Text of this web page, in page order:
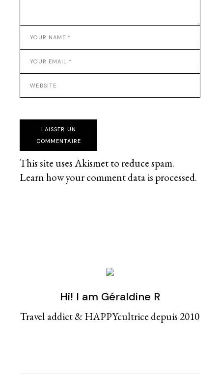
LAISSER UN
COMMENTAIRE
This site uses Akismet to reduce spam.
Learn how your comment data is processed.
Hi! I am Géraldine R
Travel addict & HAPPYcultrice depuis 2010